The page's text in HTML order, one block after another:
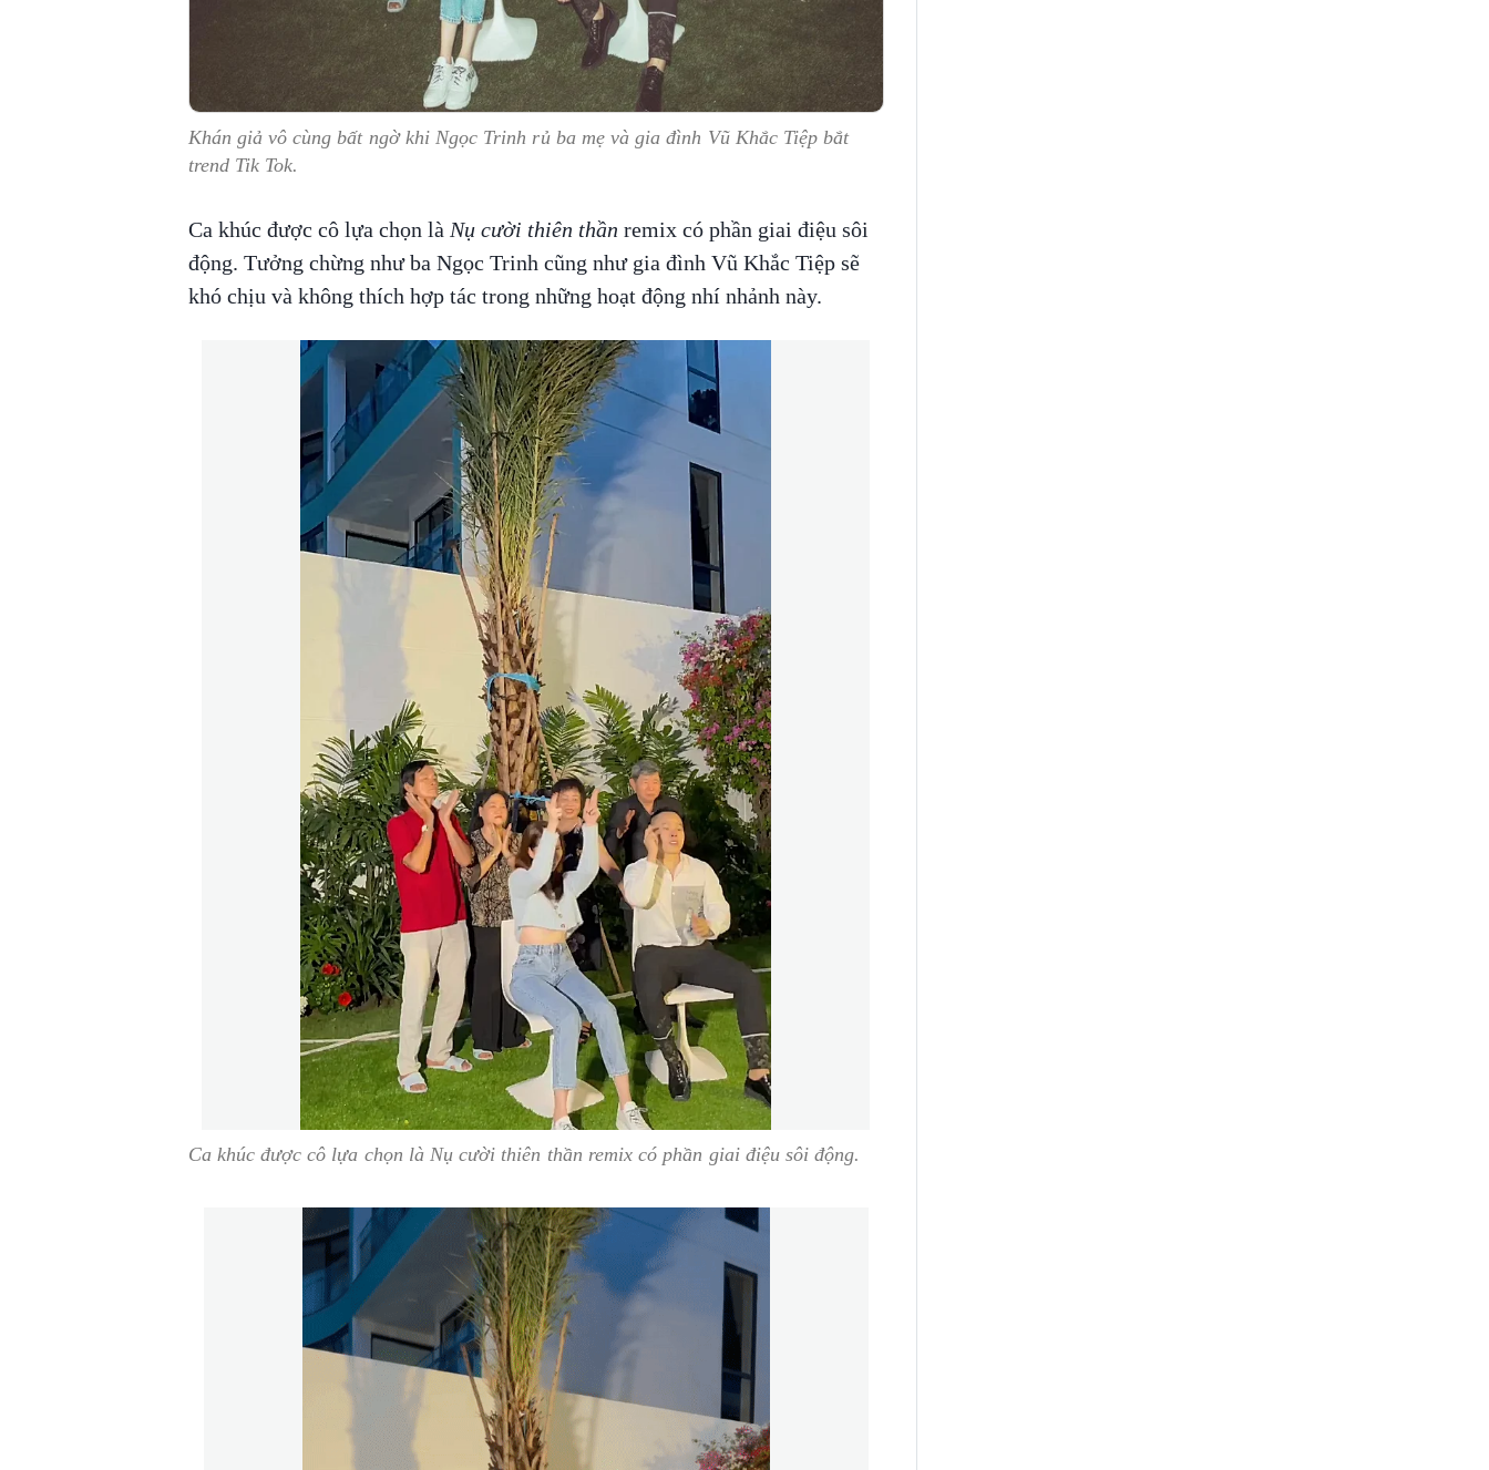
Khán giả vô cùng bất ngờ khi Ngọc Trinh rủ ba mẹ và gia đình Vũ Khắc Tiệp bắt
trend Tik Tok.
Ca khúc được cô lựa chọn là Nụ cười thiên thần remix có phần giai điệu sôi
động. Tưởng chừng như ba Ngọc Trinh cũng như gia đình Vũ Khắc Tiệp sẽ
khó chịu và không thích hợp tác trong những hoạt động nhí nhảnh này.
Ca khúc được cô lựa chọn là Nụ cười thiên thần remix có phần giai điệu sôi động.